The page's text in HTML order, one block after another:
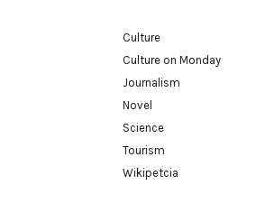
Culture
Culture on Monday
Journalism
Novel
Science
Tourism
Wikipetcia